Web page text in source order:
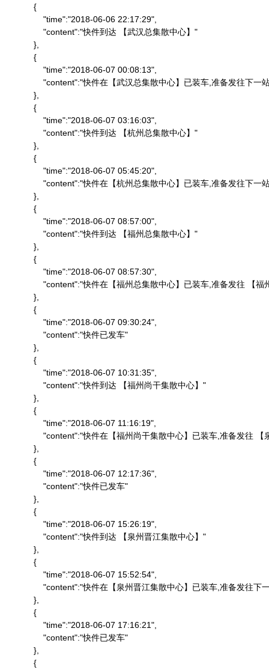
            {
                "time":"2018-06-06 22:17:29",
                "content":"快件到达 【武汉总集散中心】"
            },
            {
                "time":"2018-06-07 00:08:13",
"content":"快件在【武汉总集散中心】已装车,准备发往下一
            },
            {
                "time":"2018-06-07 03:16:03",
                "content":"快件到达 【杭州总集散中心】"
            },
            {
                "time":"2018-06-07 05:45:20",
"content":"快件在【杭州总集散中心】已装车,准备发往下一
            },
            {
                "time":"2018-06-07 08:57:00",
                "content":"快件到达 【福州总集散中心】"
            },
            {
                "time":"2018-06-07 08:57:30",
"content":"快件在【福州总集散中心】已装车,准备发往 【
            },
            {
                "time":"2018-06-07 09:30:24",
                "content":"快件已发车"
            },
            {
                "time":"2018-06-07 10:31:35",
                "content":"快件到达 【福州尚干集散中心】"
            },
            {
                "time":"2018-06-07 11:16:19",
"content":"快件在【福州尚干集散中心】已装车,准备发往
            },
            {
                "time":"2018-06-07 12:17:36",
                "content":"快件已发车"
            },
            {
                "time":"2018-06-07 15:26:19",
                "content":"快件到达 【泉州晋江集散中心】"
            },
            {
                "time":"2018-06-07 15:52:54",
"content":"快件在【泉州晋江集散中心】已装车,准备发往下
            },
            {
                "time":"2018-06-07 17:16:21",
                "content":"快件已发车"
            },
            {